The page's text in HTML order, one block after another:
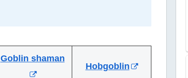
Goblin shaman
Hobgoblin